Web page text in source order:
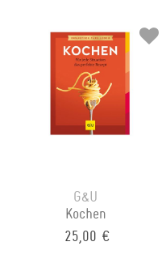
G&U
Kochen
25,00 €